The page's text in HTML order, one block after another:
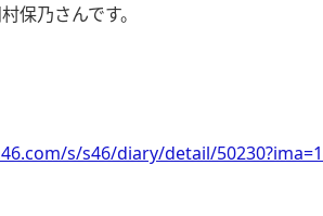
保乃さんです。
s/s46/diary/detail/